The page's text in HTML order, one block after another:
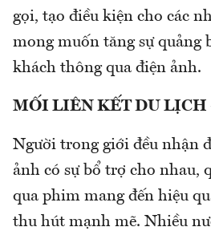
gọi, tạo điều kiện cho các
mong muốn tăng sự quảng
khách thông qua điện ảnh.
MỐI LIÊN KẾT DU
Người trong giới đều nhận
ảnh có sự bổ trợ cho nhau,
qua phim mang đến hiệu
thu hút mạnh mẽ. Nhiều